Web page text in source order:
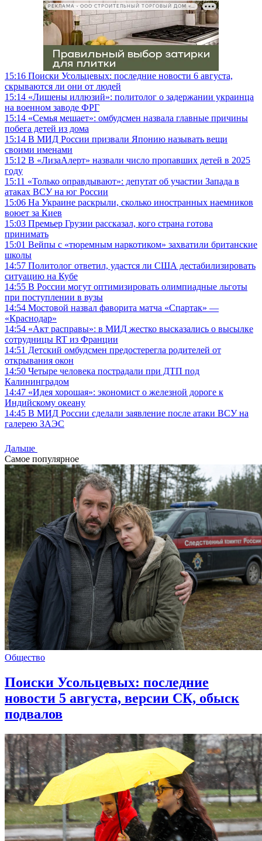
РЕКЛАМА • ООО СТРОИТЕЛЬНЫЙ ТОРГОВЫЙ ДОМ «ПЕТРОВИЧ», ИНН 7802348846
15:16 Поиски Усольцевых: последние новости 6 августа,
скрываются ли они от людей
15:14 «Лишены иллюзий»: политолог о задержании украинца
на военном заводе ФРГ
15:14 «Семья мешает»: омбудсмен назвала главные причины
побега детей из дома
15:14 В МИД России призвали Японию называть вещи
своими именами
15:12 В «ЛизаАлерт» назвали число пропавших детей в 2025
году
15:11 «Только оправдывают»: депутат об участии Запада в
атаках ВСУ на юг России
15:06 На Украине раскрыли, сколько иностранных наемников
воюет за Киев
15:03 Премьер Грузии рассказал, кого страна готова
принимать
15:01 Вейпы с «тюремным наркотиком» захватили британские
школы
14:57 Политолог ответил, удастся ли США дестабилизировать
ситуацию на Кубе
14:55 В России могут оптимизировать олимпиадные льготы
при поступлении в вузы
14:54 Мостовой назвал фаворита матча «Спартак» —
«Краснодар»
14:54 «Акт расправы»: в МИД жестко высказались о высылке
сотрудницы RT из Франции
14:51 Детский омбудсмен предостерегла родителей от
открывания окон
14:50 Четыре человека пострадали при ДТП под
Калининградом
14:47 «Идея хорошая»: экономист о железной дороге к
Индийскому океану
14:45 В МИД России сделали заявление после атаки ВСУ на
галерею ЗАЭС
Дальше
Самое популярное
Общество
Поиски Усольцевых: последние
новости 5 августа, версии СК, обыск
подвалов